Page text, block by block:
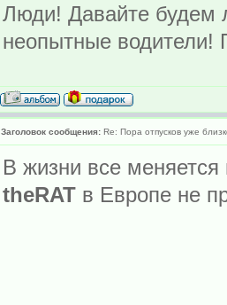
Люди! Давайте будем
неопытные водители!
Заголовок сообщения: Re: Пора отпусков уже
В жизни все
theRAT в Европе не